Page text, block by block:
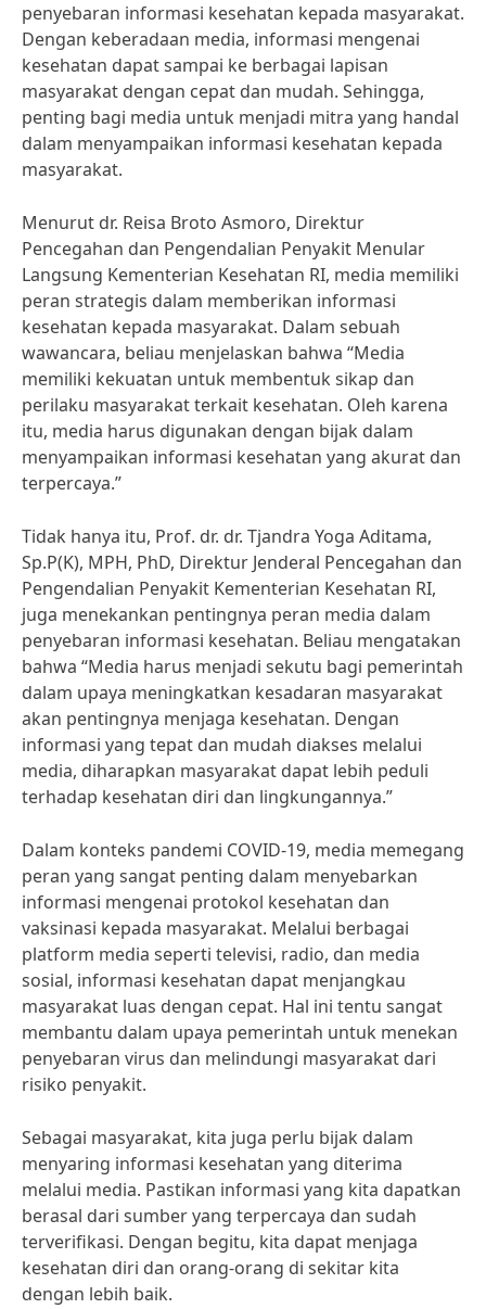
penyebaran informasi kesehatan kepada masyarakat.
Dengan keberadaan media, informasi mengenai
kesehatan dapat sampai ke berbagai lapisan
masyarakat dengan cepat dan mudah. Sehingga,
penting bagi media untuk menjadi mitra yang handal
dalam menyampaikan informasi kesehatan kepada
masyarakat.
Menurut dr. Reisa Broto Asmoro, Direktur
Pencegahan dan Pengendalian Penyakit Menular
Langsung Kementerian Kesehatan RI, media memiliki
peran strategis dalam memberikan informasi
kesehatan kepada masyarakat. Dalam sebuah
wawancara, beliau menjelaskan bahwa “Media
memiliki kekuatan untuk membentuk sikap dan
perilaku masyarakat terkait kesehatan. Oleh karena
itu, media harus digunakan dengan bijak dalam
menyampaikan informasi kesehatan yang akurat dan
terpercaya.”
Tidak hanya itu, Prof. dr. dr. Tjandra Yoga Aditama,
Sp.P(K), MPH, PhD, Direktur Jenderal Pencegahan dan
Pengendalian Penyakit Kementerian Kesehatan RI,
juga menekankan pentingnya peran media dalam
penyebaran informasi kesehatan. Beliau mengatakan
bahwa “Media harus menjadi sekutu bagi pemerintah
dalam upaya meningkatkan kesadaran masyarakat
akan pentingnya menjaga kesehatan. Dengan
informasi yang tepat dan mudah diakses melalui
media, diharapkan masyarakat dapat lebih peduli
terhadap kesehatan diri dan lingkungannya.”
Dalam konteks pandemi COVID-19, media memegang
peran yang sangat penting dalam menyebarkan
informasi mengenai protokol kesehatan dan
vaksinasi kepada masyarakat. Melalui berbagai
platform media seperti televisi, radio, dan media
sosial, informasi kesehatan dapat menjangkau
masyarakat luas dengan cepat. Hal ini tentu sangat
membantu dalam upaya pemerintah untuk menekan
penyebaran virus dan melindungi masyarakat dari
risiko penyakit.
Sebagai masyarakat, kita juga perlu bijak dalam
menyaring informasi kesehatan yang diterima
melalui media. Pastikan informasi yang kita dapatkan
berasal dari sumber yang terpercaya dan sudah
terverifikasi. Dengan begitu, kita dapat menjaga
kesehatan diri dan orang-orang di sekitar kita
dengan lebih baik.